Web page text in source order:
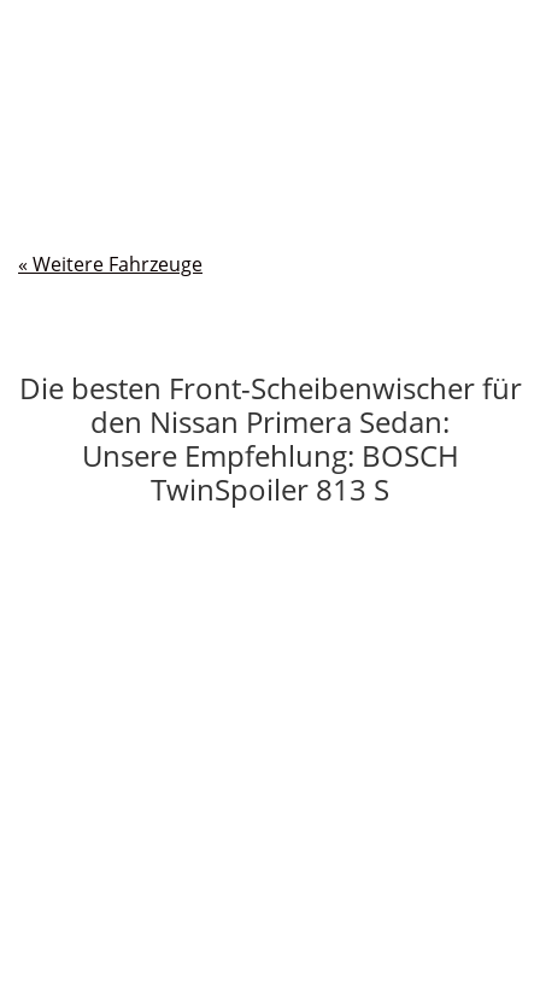
Die besten Front-Scheibenwischer für
den Nissan Primera Sedan:
Unsere Empfehlung: BOSCH
TwinSpoiler 813 S